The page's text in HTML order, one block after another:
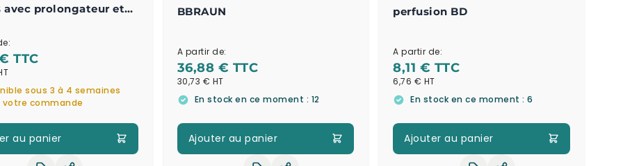
avec prolongateur et
sous 3 à 4 semaines
votre commande
au panier
BBRAUN
A partir de:
36,88 €
30,73 €
En stock en ce moment : 12
Ajouter au panier
perfusion BD
A partir de:
8,11 €
6,76 €
En stock en ce moment : 6
Ajouter au panier